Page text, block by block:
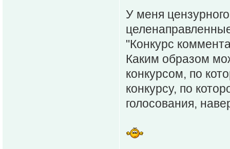
У меня
"Конкурс
Каким образом
конкурсом, по
конкурсу, по
голосования,